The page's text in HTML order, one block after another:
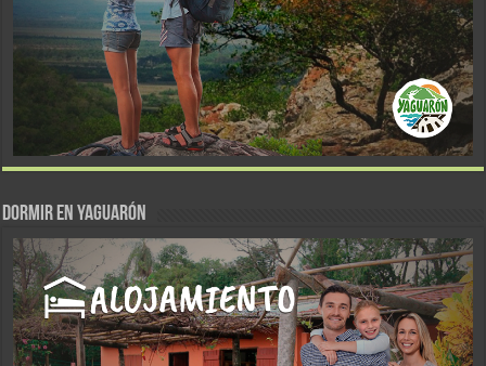
DORMIR EN YAGUARÓN